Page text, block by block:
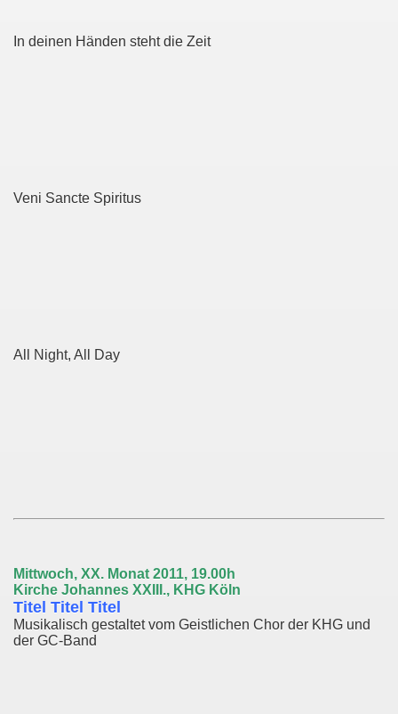
In deinen Händen steht die Zeit
Veni Sancte Spiritus
All Night, All Day
Mittwoch, XX. Monat 2011, 19.00h
Kirche Johannes XXIII., KHG Köln
Titel Titel Titel
Musikalisch gestaltet vom Geistlichen Chor der KHG und
der GC-Band